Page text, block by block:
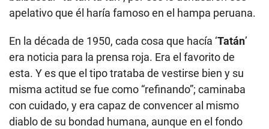
apelativo que él haría famoso en el hampa peruana.
En la década de 1950, cada cosa que hacía ‘Tatán’
era noticia para la prensa roja. Era el favorito de
esta. Y es que el tipo trataba de vestirse bien y su
misma actitud se fue como “refinando”; caminaba
con cuidado, y era capaz de convencer al mismo
diablo de su bondad humana, aunque en el fondo